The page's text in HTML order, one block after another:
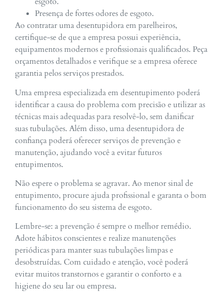
Presença de fortes odores de esgoto.
Ao contratar uma desentupidora em parelheiros,
certifique-se de que a empresa possui experiência,
equipamentos modernos e profissionais qualificados. Peça
orçamentos detalhados e verifique se a empresa oferece
garantia pelos serviços prestados.
Uma empresa especializada em desentupimento poderá
identificar a causa do problema com precisão e utilizar as
técnicas mais adequadas para resolvê-lo, sem danificar
suas tubulações. Além disso, uma desentupidora de
confiança poderá oferecer serviços de prevenção e
manutenção, ajudando você a evitar futuros
entupimentos.
Não espere o problema se agravar. Ao menor sinal de
entupimento, procure ajuda profissional e garanta o bom
funcionamento do seu sistema de esgoto.
Lembre-se: a prevenção é sempre o melhor remédio.
Adote hábitos conscientes e realize manutenções
periódicas para manter suas tubulações limpas e
desobstruídas. Com cuidado e atenção, você poderá
evitar muitos transtornos e garantir o conforto e a
higiene do seu lar ou empresa.